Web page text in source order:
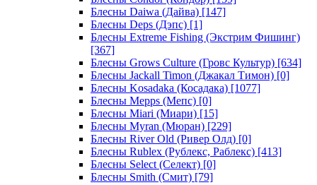
Блесны Daiwa (Дайва) [147]
Блесны Deps (Дэпс) [1]
Блесны Extreme Fishing (Экстрим Фишинг)
[367]
Блесны Grows Culture (Гровс Культур) [634]
Блесны Jackall Timon (Джакал Тимон) [0]
Блесны Kosadaka (Косадака) [1077]
Блесны Mepps (Мепс) [0]
Блесны Miari (Миари) [15]
Блесны Myran (Мюран) [229]
Блесны River Old (Ривер Олд) [0]
Блесны Rublex (Рублекс, Раблекс) [413]
Блесны Select (Селект) [0]
Блесны Smith (Смит) [79]